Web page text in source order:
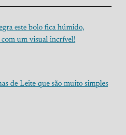
este bolo fica húmido,
com um visual incrível!
de Leite que são muito simples